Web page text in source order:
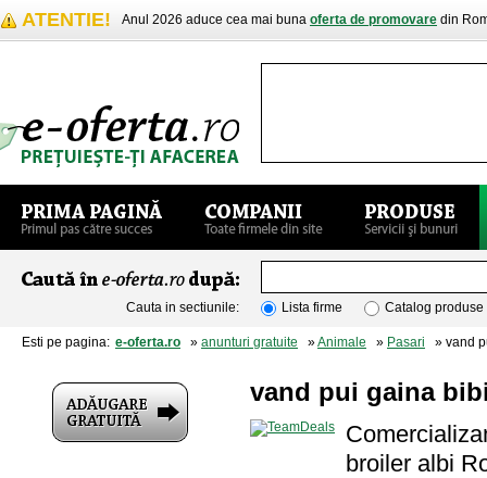
ATENTIE! Anul 2026 aduce cea mai buna oferta de promovare din
Cauta in sectiunile: Lista firme Catalog produse
Esti pe pagina: e-oferta.ro » anunturi gratuite »Animale » Pasari » vand
vand pui gaina
broiler albi